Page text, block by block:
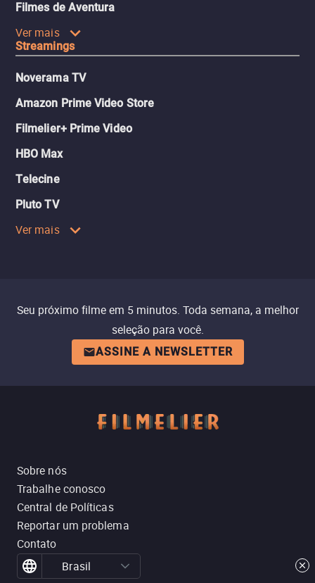
Filmes de Aventura
Ver mais
Streamings
Noverama TV
Amazon Prime Video Store
Filmelier+ Prime Video
HBO Max
Telecine
Pluto TV
Ver mais
Seu próximo filme em 5 minutos. Toda semana, a melhor
seleção para você.
ASSINE A NEWSLETTER
Sobre nós
Trabalhe conosco
Central de Políticas
Reportar um problema
Contato
Brasil